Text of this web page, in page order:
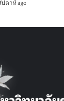
ปดาห์ ago